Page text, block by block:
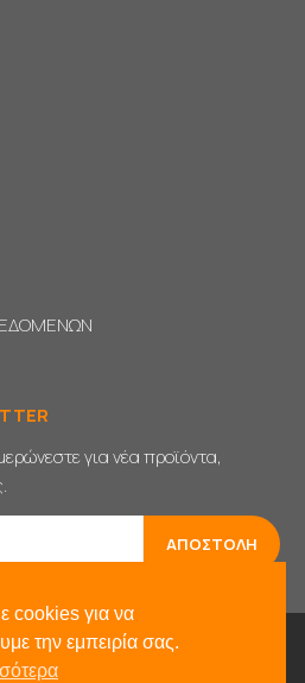
για νέα προϊόντα,
cookies για να
την εμπειρία σας.